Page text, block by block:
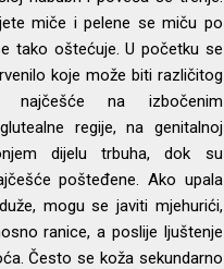
miče i pelene se miču po
tako oštećuje. U početku se
koje može biti različitog
najčešće na izbočenim
regije, na genitalnoj
dijelu trbuha, dok su
pošteđene. Ako upala
mogu se javiti mjehurići,
ranice, a poslije ljuštenje
Često se koža sekundarno